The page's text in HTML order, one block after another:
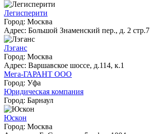
Легисперити
Город: Москва
Адрес: Большой Знаменский пер., д. 2 стр.7
Лэганс
Город: Москва
Адрес: Варшавское шоссе, д.114, к.1
Мега-ГАРАНТ ООО
Город: Уфа
Юридическая компания
Город: Барнаул
Юскон
Город: Москва